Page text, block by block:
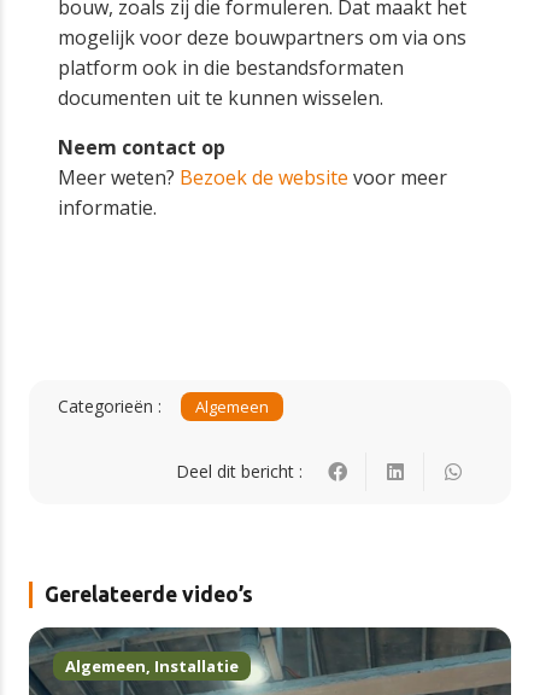
bouw, zoals zij die formuleren. Dat maakt het
mogelijk voor deze bouwpartners om via ons
platform ook in die bestandsformaten
documenten uit te kunnen wisselen.
Neem contact op
Meer weten? Bezoek de website voor meer
informatie.
Categorieën : Algemeen
Deel dit bericht :
Gerelateerde video’s
Algemeen, Installatie